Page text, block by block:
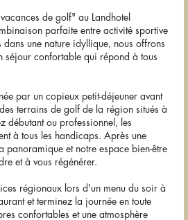
de golf" au Landhotel
parfaite entre activité sportive
une nature idyllique, nous offrons
séjour confortable qui répond à tous
par un copieux petit-déjeuner avant
terrains de golf de la région situés à
débutant ou professionnel, les
à tous les handicaps. Après une
panoramique et notre espace bien-être
et à vous régénérer.
régionaux lors d'un menu du soir à
et terminez la journée en toute
confortables et une atmosphère